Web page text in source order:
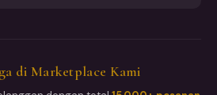
di Marketplace Kami